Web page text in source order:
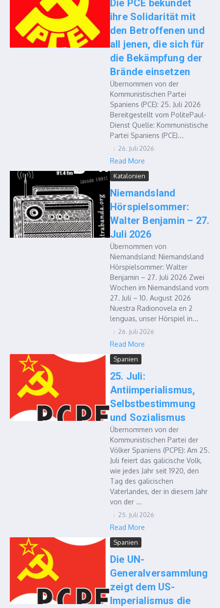
Die PCE bekundet
ihre Solidarität mit
den Betroffenen und
all jenen, die sich für
die Bekämpfung der
Brände einsetzen
Übernommen von der
Kommunistischen Partei
Spaniens (PCE): 25. Juli 2026
Bereitgestellt vom PolitePaul-
Dienst Quelle: Kommunistische
Partei Spaniens (PCE)...
26. Juli 2026
Read More
Katalonien
Niemandsland
Hörspielsommer:
Walter Benjamin – 27.
Juli 2026
Übernommen von
Niemandsland: Niemandsland
Hörspielsommer: Walter
Benjamin – 27. Juli 2026 Zwei
Wochen im Niemandsland vom
27. Juli – 10. August 2026
Nuestra Radionovela en 2
lenguas, unser Hörspiel in...
26. Juli 2026
Read More
Spanien
25. Juli:
Antiimperialismus,
Selbstbestimmung
und Sozialismus
Übernommen von der
Kommunistischen Partei der
Völker Spaniens (PCPE): Am 25.
Juli feiert das galicische Volk,
wie jedes Jahr seit 1920, den
Tag des galicischen
Vaterlandes, der in diesem Jahr
von der ...
25. Juli 2026
Read More
Spanien
Die UN-
Generalversammlung
zeigt dem US-
Imperialismus die